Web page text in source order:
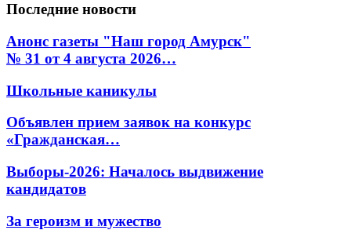
Последние новости
Анонс газеты "Наш город Амурск"
№ 31 от 4 августа 2026…
Школьные каникулы
Объявлен прием заявок на конкурс
«Гражданская…
Выборы-2026: Началось выдвижение
кандидатов
За героизм и мужество